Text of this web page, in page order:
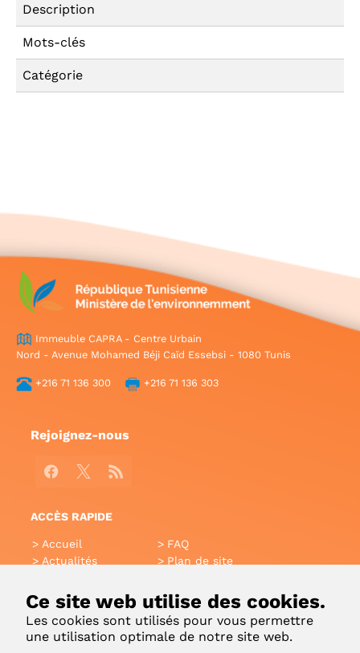
Ce site web utilise des cookies.
Les cookies sont utilisés pour vous permettre
une utilisation optimale de notre site web.
Description
Mots-clés
Catégorie
Immeuble CAPRA - Centre Urbain
Nord - Avenue Mohamed Béji Caïd Essebsi - 1080 Tunis
+216 71 136 300 +216 71 136 303
Rejoignez-nous
Facebook
X RSS
ACCÈS RAPIDE
Accueil
Actualités
Glossaire
Liens utiles
Contact
FAQ
Plan de site
Intranet
Applications Mobiles